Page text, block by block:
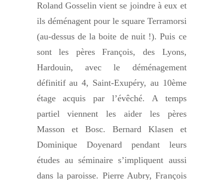
Roland Gosselin vient se joindre à eux et
ils déménagent pour le square Terramorsi
(au-dessus de la boite de nuit !). Puis ce
sont les pères François, des Lyons,
Hardouin, avec le déménagement
définitif au 4, Saint-Exupéry, au 10ème
étage acquis par l’évêché. A temps
partiel viennent les aider les pères
Masson et Bosc. Bernard Klasen et
Dominique Doyenard pendant leurs
études au séminaire s’impliquent aussi
dans la paroisse. Pierre Aubry, François